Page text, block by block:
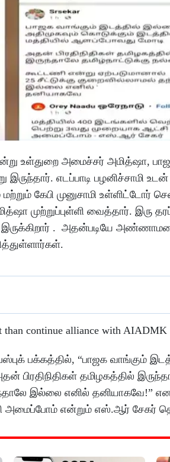
உள்துறை அமைச்சர் அமித்ஷா,
இருந்தார். எடப்பாடி பழனிச்சாமி
கேபி முனுசாமி உள்ளிட்டோர்
முற்றுப்புள்ளி வைத்தார். இரு
. அதன்படியே
பக்கத்தில், “பாஜக வாங்கும்
தமிழகத்தில்
இல்லை எனில் தனியாகவே!” எனக்
அமைப்போம் என்றும் எஸ்.ஆர் சேகர்